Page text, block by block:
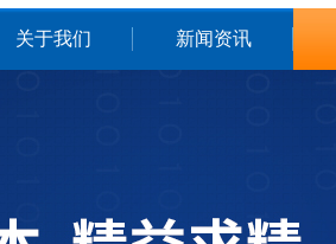
关于我们 新闻资讯